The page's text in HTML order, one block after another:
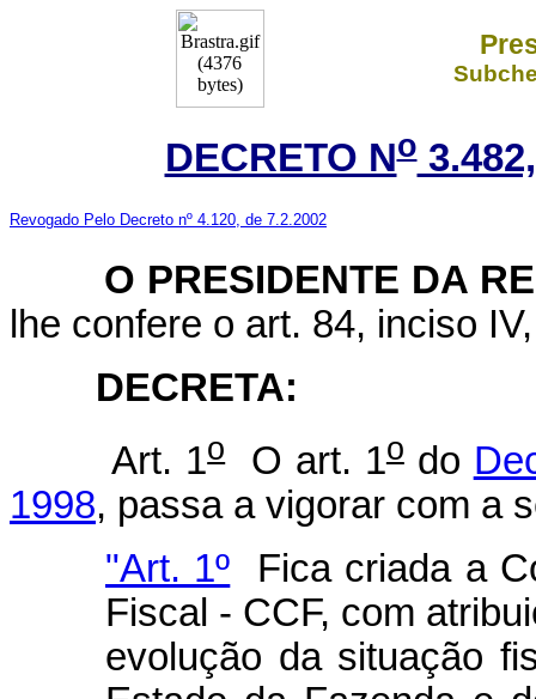
DECRETO No
Revogado Pelo Decreto nº 4.120, de 7.2.2002
O PRESIDENTE DA
lhe confere o art. 84, inciso
DECRETA:
Art. 1oO art. 1odo
1998, passa a vigorar com a
"Art. 1º Fica criada a
Fiscal - CCF, com
evolução da situação